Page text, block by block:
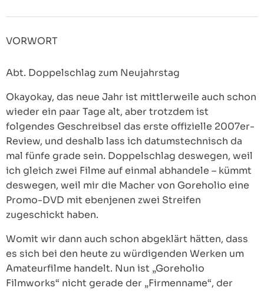
VORWORT
Abt. Doppelschlag zum Neujahrstag
Okayokay, das neue Jahr ist mittlerweile auch schon
wieder ein paar Tage alt, aber trotzdem ist
folgendes Geschreibsel das erste offizielle 2007er-
Review, und deshalb lass ich datumstechnisch da
mal fünfe grade sein. Doppelschlag deswegen, weil
ich gleich zwei Filme auf einmal abhandele – kümmt
deswegen, weil mir die Macher von Goreholio eine
Promo-DVD mit ebenjenen zwei Streifen
zugeschickt haben.
Womit wir dann auch schon abgeklärt hätten, dass
es sich bei den heute zu würdigenden Werken um
Amateurfilme handelt. Nun ist „Goreholio
Filmworks“ nicht gerade der „Firmenname“, der